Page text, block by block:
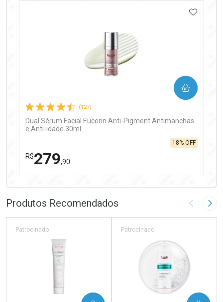
(127)
Dual Sérum Facial Eucerin Anti-Pigment Antimanchas
e Anti-idade 30ml
R$279,90
18% OFF
COMPRAR
Laboratório
Ativar Desconto
Por Menos
Produtos Recomendados Imagem
Patrocinado Patrocinado